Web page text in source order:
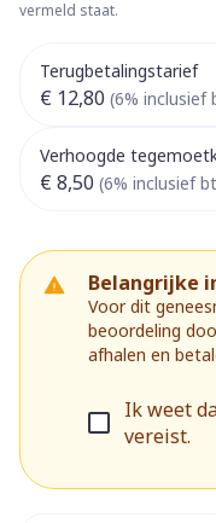
vermeld staat.
Terugbetalingstarief
€ 12,80 (6% inclusief
Verhoogde
€ 8,50 (6% inclusief
Belangrijke
Voor dit
beoordeling
afhalen en
Ik weet
vereist.